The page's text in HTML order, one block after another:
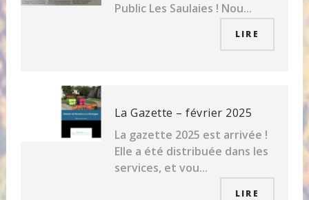
Public Les Saulaies ! Nou...
LIRE
La Gazette – février 2025
La gazette 2025 est arrivée !
Elle a été distribuée dans les
services, et vou...
LIRE